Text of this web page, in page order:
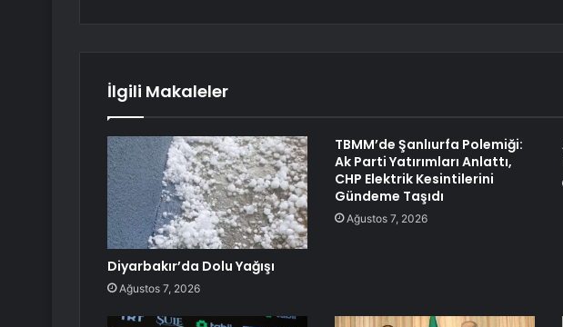
İlgili Makaleler
Diyarbakır’da Dolu Yağışı
Ağustos 7, 2026
TBMM’de Şanlıurfa Polemiği:
Ak Parti Yatırımları Anlattı,
CHP Elektrik Kesintilerini
Gündeme Taşıdı
Ağustos 7, 2026